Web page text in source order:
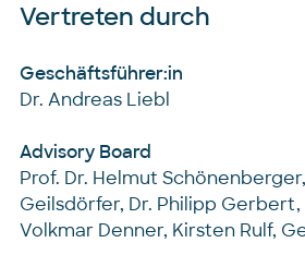
Vertreten durch
Geschäftsführer:in
Dr. Andreas Liebl
Advisory Board
Prof. Dr. Helmut
Geilsdörfer, Dr. Philipp Gerbert,
Volkmar Denner, Kirsten Rulf,